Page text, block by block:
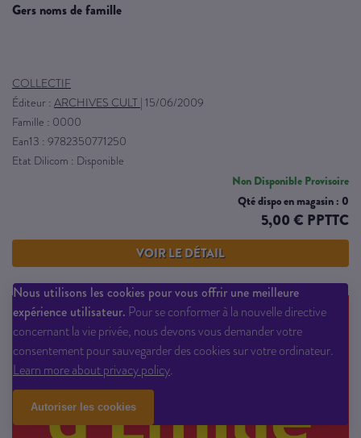
Nous utilisons les cookies pour vous offrir une meilleure
expérience utilisateur. Pour se conformer à la nouvelle directive
concernant la vie privée, nous devons vous demander votre
consentement pour sauvegarder des cookies sur votre ordinateur.
Learn more about privacy policy.
Autoriser les cookies
gers noms de famille
COLLECTIF
Éditeur : ARCHIVES CULT | 15/06/2009
Famille : 0000
Ean13 : 9782350771250
Etat Dilicom : Disponible
Non Disponible Provisoire
Qté dispo en magasin : 0
5,00 € PPTTC
VOIR LE DÉTAIL